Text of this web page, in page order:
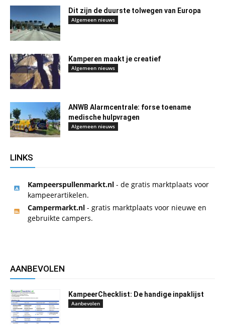
Dit zijn de duurste tolwegen van Europa
Algemeen nieuws
Kamperen maakt je creatief
Algemeen nieuws
ANWB Alarmcentrale: forse toename
medische hulpvragen
Algemeen nieuws
LINKS
Kampeerspullenmarkt.nl - de gratis marktplaats voor
kampeerartikelen.
Campermarkt.nl - gratis marktplaats voor nieuwe en
gebruikte campers.
AANBEVOLEN
KampeerChecklist: De handige inpaklijst
Aanbevolen